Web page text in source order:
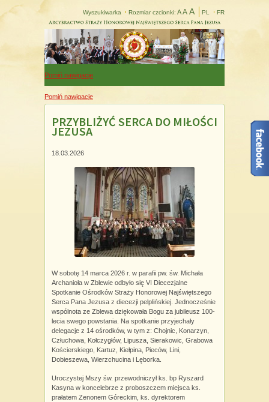
Wyszukiwarka Rozmiar czcionki: A A A PL FR
Pomiń nawigacje
Pomiń nawigacje
PRZYBLIŻYĆ SERCA DO MIŁOŚCI
JEZUSA
18.03.2026
W sobotę 14 marca 2026 r. w parafii pw. św. Michała
Archanioła w Zblewie odbyło się VI Diecezjalne
Spotkanie Ośrodków Straży Honorowej Najświętszego
Serca Pana Jezusa z diecezji pelplińskiej. Jednocześnie
wspólnota ze Zblewa dziękowała Bogu za jubileusz 100-
lecia swego powstania. Na spotkanie przyjechały
delegacje z 14 ośrodków, w tym z: Chojnic, Konarzyn,
Człuchowa, Kołczygłów, Lipusza, Sierakowic, Grabowa
Kościerskiego, Kartuz, Kiełpina, Pieców, Lini,
Dobieszewa, Wierzchucina i Lęborka.
Uroczystej Mszy św. przewodniczył ks. bp Ryszard
Kasyna w koncelebrze z proboszczem miejsca ks.
prałatem Zenonem Góreckim, ks. dyrektorem